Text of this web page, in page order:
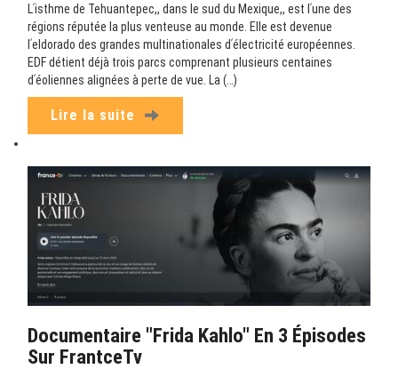
Lʹisthme de Tehuantepec,, dans le sud du Mexique,, est lʹune des
régions réputée la plus venteuse au monde. Elle est devenue
lʹeldorado des grandes multinationales dʹélectricité européennes.
EDF détient déjà trois parcs comprenant plusieurs centaines
dʹéoliennes alignées à perte de vue. La (…)
Lire la suite
Documentaire "Frida Kahlo" En 3 Épisodes
Sur FrantceTv